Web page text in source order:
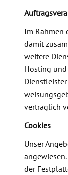
Im Rahmen
damit
weitere
Hosting
vertraglich
Cookies
Unser
der